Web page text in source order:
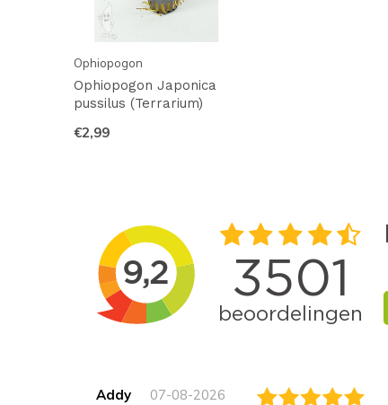
Ophiopogon
Ophiopogon Japonica
pussilus (Terrarium)
€2,99
Addy 07-08-2026